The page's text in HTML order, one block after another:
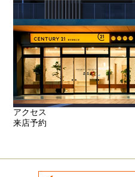
アクセス
来店予約